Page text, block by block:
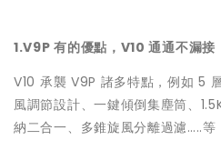
1.V9P 有的優點，V10 通通不漏接
V10 承襲 V9P 諸多特點，例如 5
風調節設計、一鍵傾倒集塵筒、
納二合一、多錐旋風分離過濾…..等